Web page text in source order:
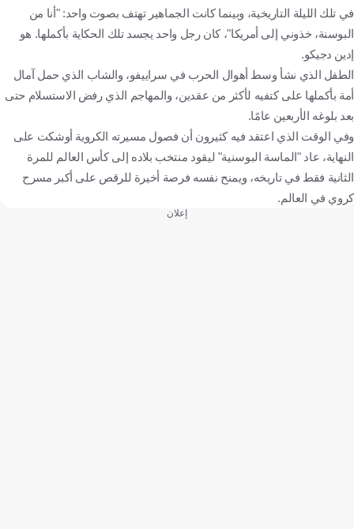
الولايات المتحدة
سويسرا كندا إيطاليا المغرب
مصر
العراق
كرة قدم
في تلك الليلة التاريخية، وبينما كانت الجماهير تهتف بصوت واحد: "أنا من
البوسنة، خذوني إلى أمريكا"، كان رجل واحد يجسد تلك الحكاية بأكملها. هو
إدين دجيكو.
الطفل الذي نشأ وسط أهوال الحرب في سراييفو، والشاب الذي حمل آمال
أمة بأكملها على كتفيه لأكثر من عقدين، والمهاجم الذي رفض الاستسلام حتى
بعد بلوغه الأربعين عامًا.
وفي الوقت الذي اعتقد فيه كثيرون أن فصول مسيرته الكروية أوشكت على
النهاية، عاد "الماسة البوسنية" ليقود منتخب بلاده إلى كأس العالم للمرة
الثانية فقط في تاريخه، ويمنح نفسه فرصة أخيرة للرقص على أكبر مسرح
كروي في العالم.
إعلان